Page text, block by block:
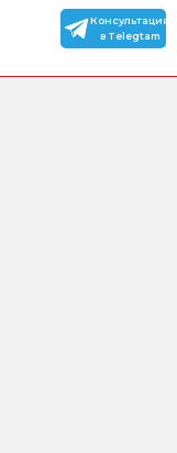
Консультация
в Telegtam